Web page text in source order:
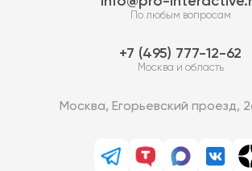
По любым вопросам
7 (495) 777-12-62
Москва и область
Москва, Егорьевский проезд,